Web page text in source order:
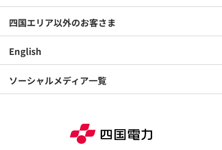
四国エリア以外のお客さま
English
ソーシャルメディア一覧